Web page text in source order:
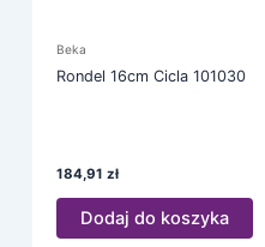
Beka
Rondel 16cm Cicla 101030
184,91 zł
Dodaj do koszyka